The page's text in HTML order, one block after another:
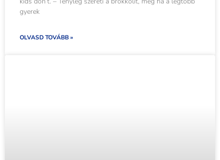
gyerek
OLVASD TOVÁBB »